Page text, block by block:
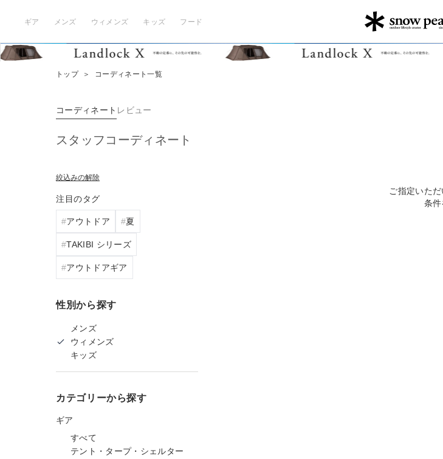
ギア メンズ ウィメンズ キッズ フード
トップ ＞ コーディネート一覧
コーディネート レビュー
スタッフコーディネート
絞込みの解除
注目のタグ
アウトドア 夏
TAKIBI シリーズ
アウトドアギア
性別から探す
メンズ
ウィメンズ
キッズ
カテゴリーから探す
ギア
すべて
テント・タープ・シェルター
ご指定いた
条件